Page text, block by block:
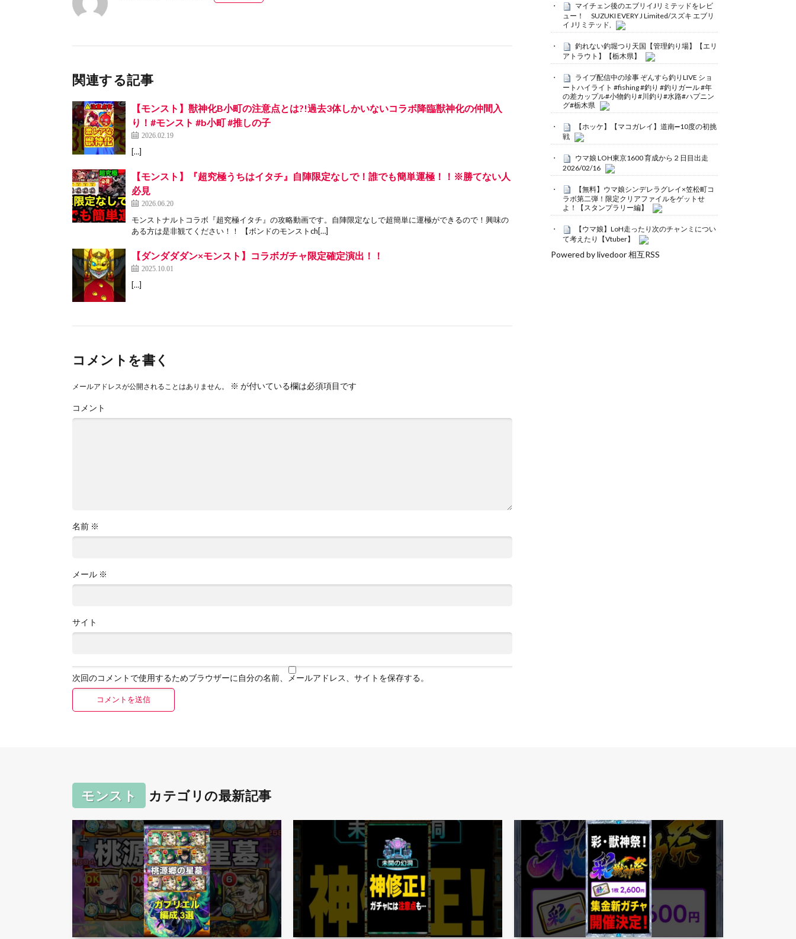
関連する記事
【モンスト】獣神化B小町の注意点とは?!過去3体しかいないコラボ降臨獣神化の仲間入
り！#モンスト #b小町 #推しの子
2026.02.19
[…]
【モンスト】『超究極うちはイタチ』自陣限定なしで！誰でも簡単運極！！※勝てない人
必見
2026.06.20
モンストナルトコラボ『超究極イタチ』の攻略動画です。自陣限定なしで超簡単に運極ができるので！興味の
ある方は是非観てください！！ 【ボンドのモンストch[…]
【ダンダダダン×モンスト】コラボガチャ限定確定演出！！
2025.10.01
[…]
コメントを書く
メールアドレスが公開されることはありません。 ※ が付いている欄は必須項目です
コメント
名前 ※
メール ※
サイト
次回のコメントで使用するためブラウザーに自分の名前、メールアドレス、サイトを保存する。
マイチェン後のエブリイJリミテッドをレビ
ュー！ SUZUKI EVERY J Limited/スズキ エブリ
イ Jリミテッド,
釣れない釣堀つり天国【管理釣り場】【エリ
アトラウト】【栃木県】
ライブ配信中の珍事 ぞんすら釣りLIVE ショ
ートハイライト #fishing #釣り #釣りガール #年
の差カップル#小物釣り#川釣り#水路#ハプニン
グ#栃木県
【ホッケ】【マコガレイ】道南➖10度の初挑
戦
ウマ娘 LOH東京1600 育成から２日目出走
2026/02/16
【無料】ウマ娘シンデレラグレイ×笠松町コ
ラボ第二弾！限定クリアファイルをゲットせ
よ！【スタンプラリー編】
【ウマ娘】LoH走ったり次のチャンミについ
て考えたり【Vtuber】
Powered by livedoor 相互RSS
モンスト カテゴリの最新記事